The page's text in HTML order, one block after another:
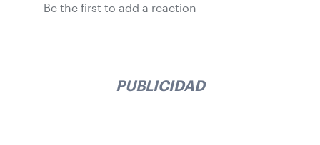
Be the first to add a reaction
PUBLICIDAD